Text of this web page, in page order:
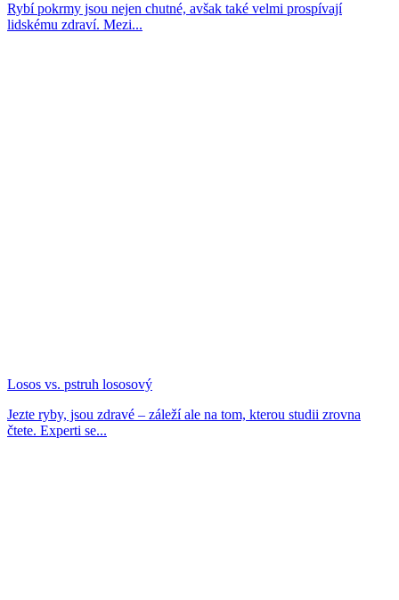
Rybí pokrmy jsou nejen chutné, avšak také velmi prospívají
lidskému zdraví. Mezi...
Losos vs. pstruh lososový
Jezte ryby, jsou zdravé – záleží ale na tom, kterou studii zrovna
čtete. Experti se...